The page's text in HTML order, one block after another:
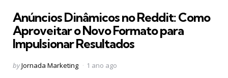
Anúncios Dinâmicos no Reddit: Como
Aproveitar o Novo Formato para
Impulsionar Resultados
Posted
byJornada Marketing 1 ano ago